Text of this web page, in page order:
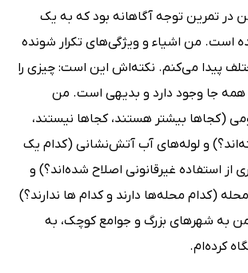
در تمرین توجه آگاهانه بود که به یک
است. من اشیاء و ویژگی‌های تکرار شونده
پیدا می‌کنم. نکته‌اش این است: چیزی را
همه جا وجود دارد و بدیهی است. من
(کجاها بیشتر هستند، کجاها نیستند،
و لوله‌های آب آتش‌نشانی (کدام یک
از استفاده غیرقانونی اصلاح شده‌اند؟) و
(کدام محله‌ها دارند و کدام ها ندارند؟)
من به شهرهای بزرگ و جوامع کوچک، به
کرده‌ام.